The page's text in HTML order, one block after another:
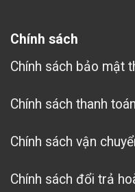
Chính sách
Chính sách bảo mật
Chính sách thanh toán
Chính sách vận
Chính sách đổi trả